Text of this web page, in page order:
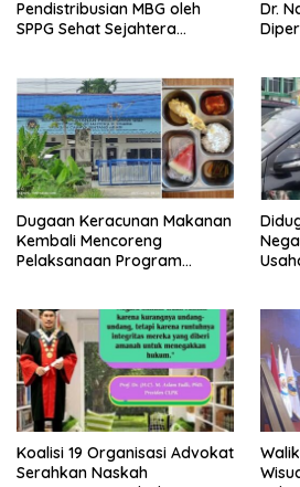
Pendistribusian MBG oleh
SPPG Sehat Sejahtera
Dr.
Dugaan Keracunan Makanan
Kembali Mencoreng
Pelaksanaan Program
Bersama Kota Dumai
Koalisi 19 Organisasi Advokat
Serahkan Naskah